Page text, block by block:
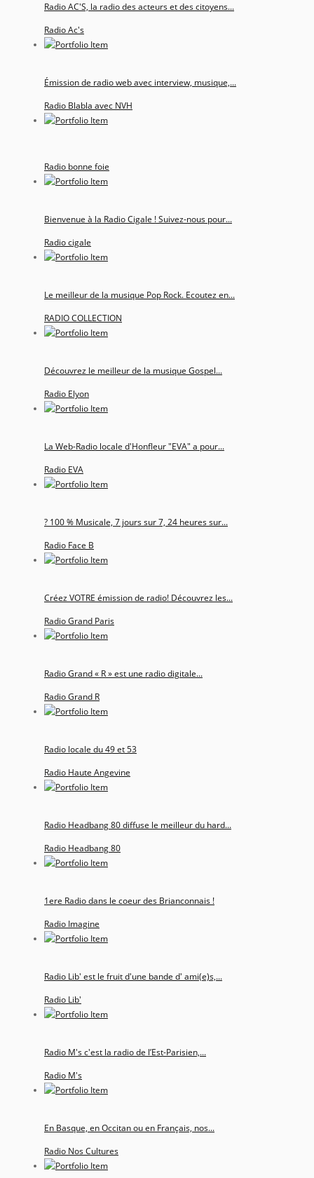
Radio AC'S, la radio des acteurs et des citoyens...
Radio Ac's
Émission de radio web avec interview, musique,...
Radio Blabla avec NVH
Radio bonne foie
Bienvenue à la Radio Cigale ! Suivez-nous pour...
Radio cigale
Le meilleur de la musique Pop Rock. Ecoutez en...
RADIO COLLECTION
Découvrez le meilleur de la musique Gospel...
Radio Elyon
La Web-Radio locale d'Honfleur "EVA" a pour...
Radio EVA
? 100 % Musicale, 7 jours sur 7, 24 heures sur...
Radio Face B
Créez VOTRE émission de radio! Découvrez les...
Radio Grand Paris
Radio Grand « R » est une radio digitale...
Radio Grand R
Radio locale du 49 et 53
Radio Haute Angevine
Radio Headbang 80 diffuse le meilleur du hard...
Radio Headbang 80
1ere Radio dans le coeur des Brianconnais !
Radio Imagine
Radio Lib' est le fruit d'une bande d' ami(e)s,...
Radio Lib'
Radio M's c'est la radio de l’Est-Parisien,...
Radio M's
En Basque, en Occitan ou en Français, nos...
Radio Nos Cultures